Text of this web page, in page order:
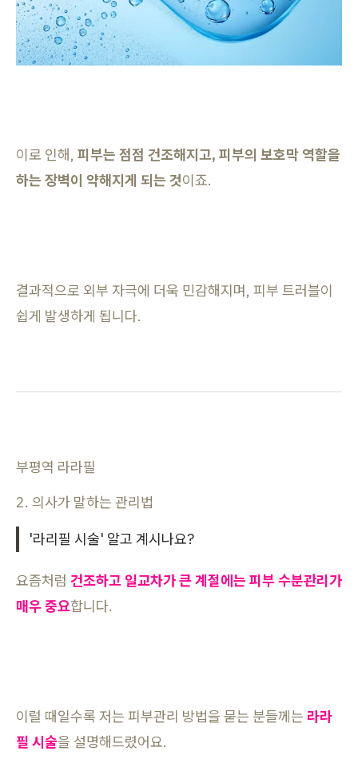
이로 인해, 피부는 점점 건조해지고, 피부의 보호막 역할을
하는 장벽이 약해지게 되는 것이죠.
결과적으로 외부 자극에 더욱 민감해지며, 피부 트러블이
쉽게 발생하게 됩니다.
부평역 라라필
2. 의사가 말하는 관리법
'라리필 시술' 알고 계시나요?
요즘처럼 건조하고 일교차가 큰 계절에는 피부 수분관리가
매우 중요합니다.
이럴 때일수록 저는 피부관리 방법을 묻는 분들께는 라라
필 시술을 설명해드렸어요.